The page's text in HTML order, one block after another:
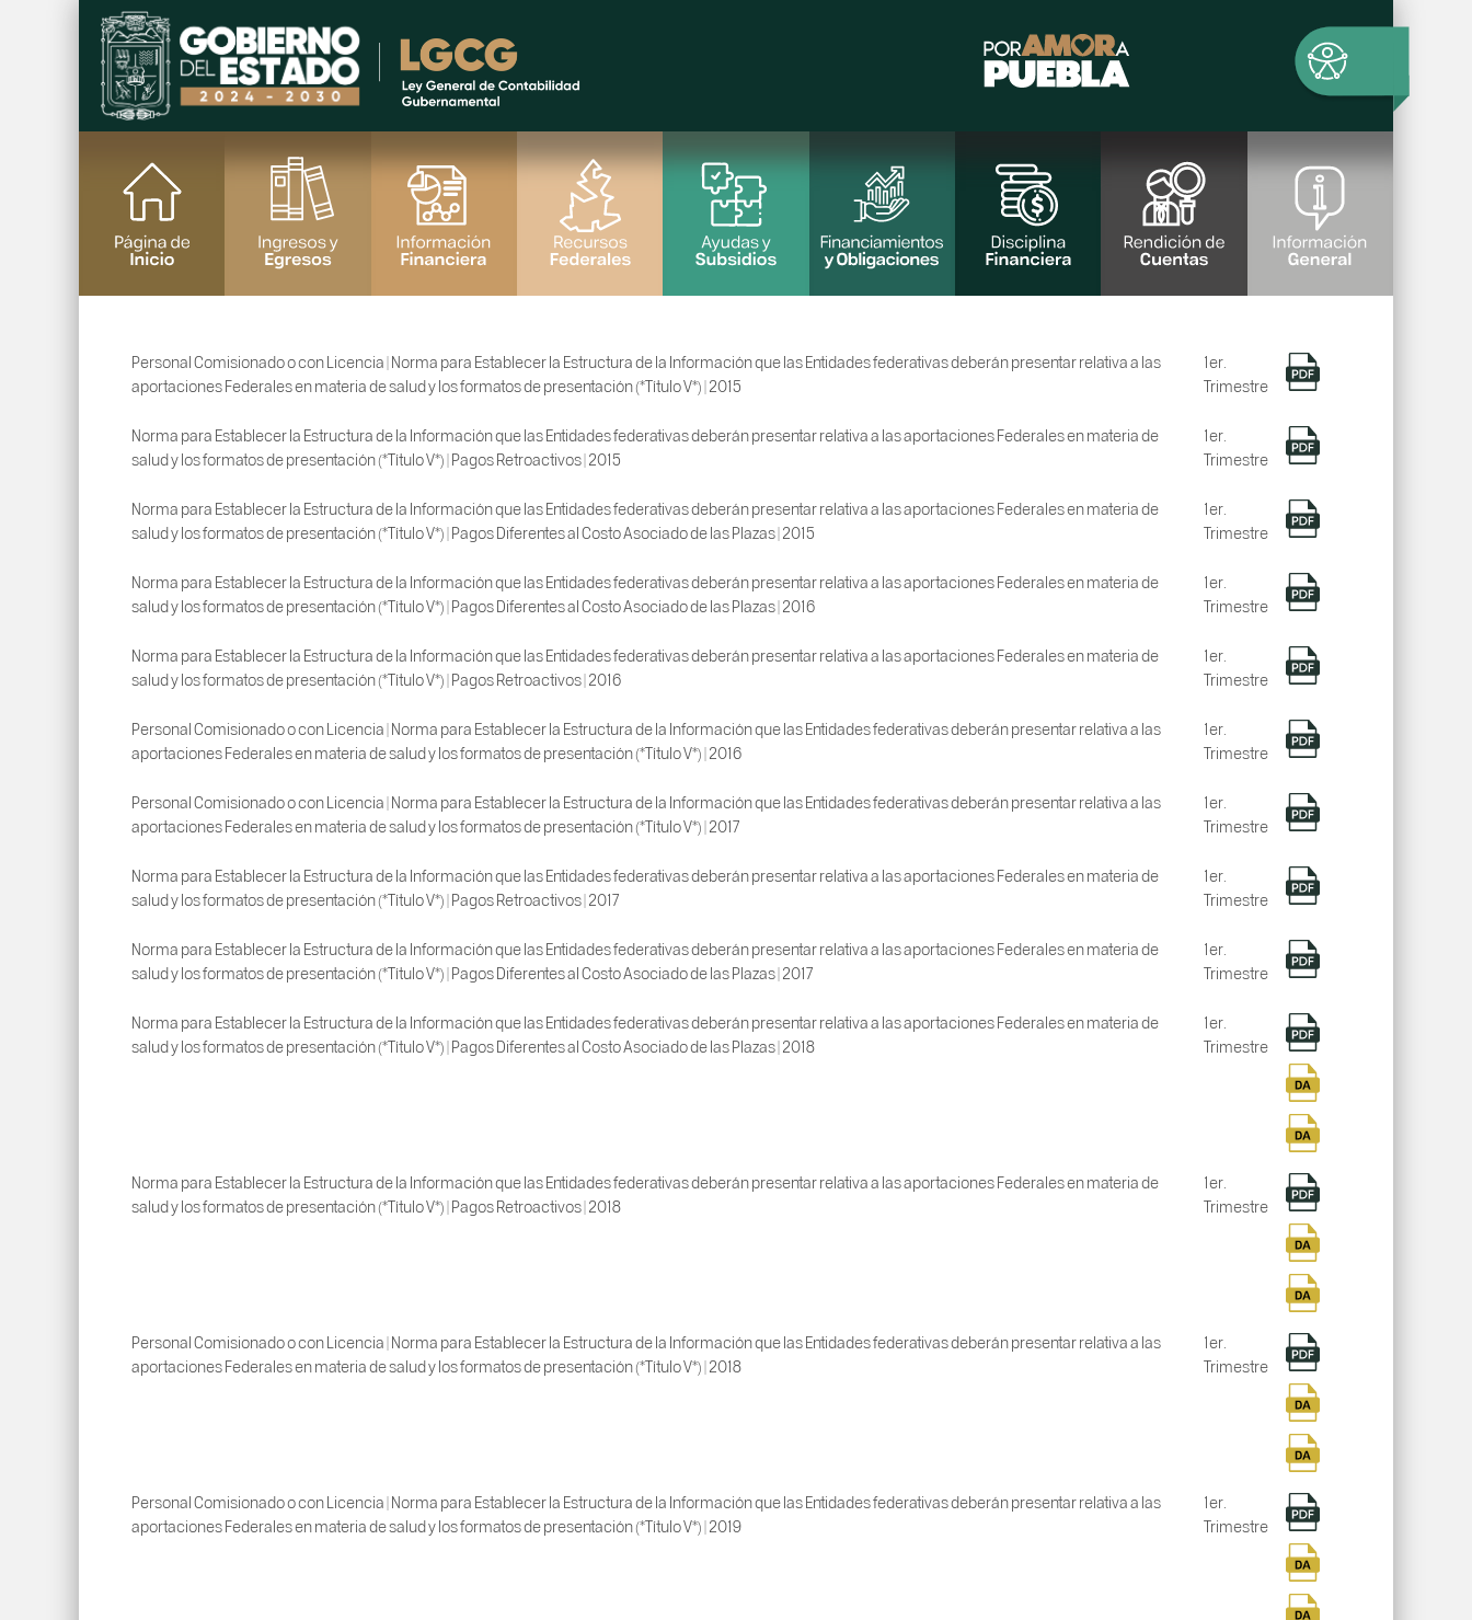
Personal Comisionado o con Licencia | Norma para Establecer la Estructura de la Información que las Entidades federativas deberán presentar relativa a las
aportaciones Federales en materia de salud y los formatos de presentación (*Título V*) | 2015
1er.
Trimestre
Norma para Establecer la Estructura de la Información que las Entidades federativas deberán presentar relativa a las aportaciones Federales en materia de
salud y los formatos de presentación (*Título V*) | Pagos Retroactivos | 2015
1er.
Trimestre
Norma para Establecer la Estructura de la Información que las Entidades federativas deberán presentar relativa a las aportaciones Federales en materia de
salud y los formatos de presentación (*Título V*) | Pagos Diferentes al Costo Asociado de las Plazas | 2015
1er.
Trimestre
Norma para Establecer la Estructura de la Información que las Entidades federativas deberán presentar relativa a las aportaciones Federales en materia de
salud y los formatos de presentación (*Título V*) | Pagos Diferentes al Costo Asociado de las Plazas | 2016
1er.
Trimestre
Norma para Establecer la Estructura de la Información que las Entidades federativas deberán presentar relativa a las aportaciones Federales en materia de
salud y los formatos de presentación (*Título V*) | Pagos Retroactivos | 2016
1er.
Trimestre
Personal Comisionado o con Licencia | Norma para Establecer la Estructura de la Información que las Entidades federativas deberán presentar relativa a las
aportaciones Federales en materia de salud y los formatos de presentación (*Título V*) | 2016
1er.
Trimestre
Personal Comisionado o con Licencia | Norma para Establecer la Estructura de la Información que las Entidades federativas deberán presentar relativa a las
aportaciones Federales en materia de salud y los formatos de presentación (*Título V*) | 2017
1er.
Trimestre
Norma para Establecer la Estructura de la Información que las Entidades federativas deberán presentar relativa a las aportaciones Federales en materia de
salud y los formatos de presentación (*Título V*) | Pagos Retroactivos | 2017
1er.
Trimestre
Norma para Establecer la Estructura de la Información que las Entidades federativas deberán presentar relativa a las aportaciones Federales en materia de
salud y los formatos de presentación (*Título V*) | Pagos Diferentes al Costo Asociado de las Plazas | 2017
1er.
Trimestre
Norma para Establecer la Estructura de la Información que las Entidades federativas deberán presentar relativa a las aportaciones Federales en materia de
salud y los formatos de presentación (*Título V*) | Pagos Diferentes al Costo Asociado de las Plazas | 2018
1er.
Trimestre
Norma para Establecer la Estructura de la Información que las Entidades federativas deberán presentar relativa a las aportaciones Federales en materia de
salud y los formatos de presentación (*Título V*) | Pagos Retroactivos | 2018
1er.
Trimestre
Personal Comisionado o con Licencia | Norma para Establecer la Estructura de la Información que las Entidades federativas deberán presentar relativa a las
aportaciones Federales en materia de salud y los formatos de presentación (*Título V*) | 2018
1er.
Trimestre
Personal Comisionado o con Licencia | Norma para Establecer la Estructura de la Información que las Entidades federativas deberán presentar relativa a las
aportaciones Federales en materia de salud y los formatos de presentación (*Título V*) | 2019
1er.
Trimestre